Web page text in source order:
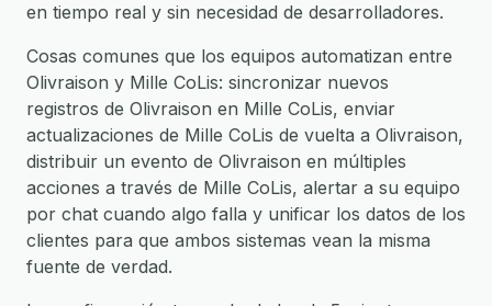
en tiempo real y sin necesidad de desarrolladores.
Cosas comunes que los equipos automatizan entre
Olivraison y Mille CoLis: sincronizar nuevos
registros de Olivraison en Mille CoLis, enviar
actualizaciones de Mille CoLis de vuelta a Olivraison,
distribuir un evento de Olivraison en múltiples
acciones a través de Mille CoLis, alertar a su equipo
por chat cuando algo falla y unificar los datos de los
clientes para que ambos sistemas vean la misma
fuente de verdad.